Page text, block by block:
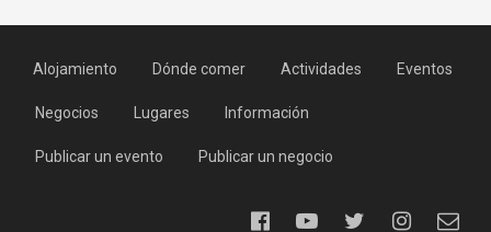
Alojamiento Dónde comer Actividades Eventos
Negocios Lugares Información
Publicar un evento Publicar un negocio